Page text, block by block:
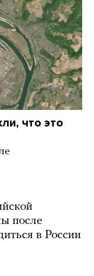
что это
после
в России